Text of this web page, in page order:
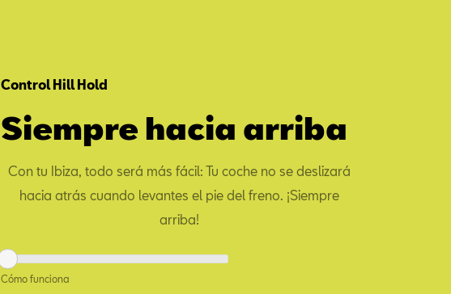
Control Hill Hold
Siempre hacia arriba
Con tu Ibiza, todo será más fácil: Tu coche no se deslizará
hacia atrás cuando levantes el pie del freno. ¡Siempre
arriba!
Cómo funciona